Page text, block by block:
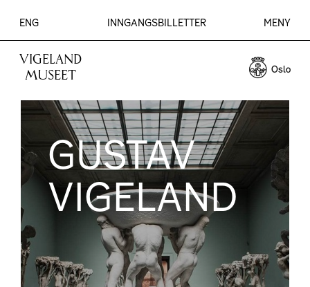
VIGELAND
MUSEET
INNGANGSBILLETTER
ENG MENY
GUSTAV
VIGELAND